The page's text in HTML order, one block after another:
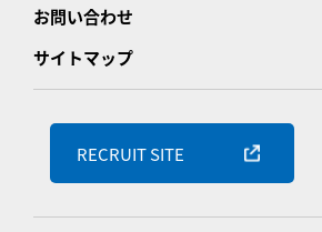
お問い合わせ
サイトマップ
RECRUIT SITE